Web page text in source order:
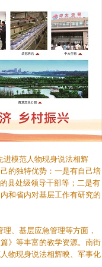
模范人物现身说法相辉
的独特优势：一是有自己培
县处级领导干部等；二是有
和省内对基层工作有研究的
、基层应急管理等方面，
》等丰富的教学资源。南街
物现身说法相辉映、军事化